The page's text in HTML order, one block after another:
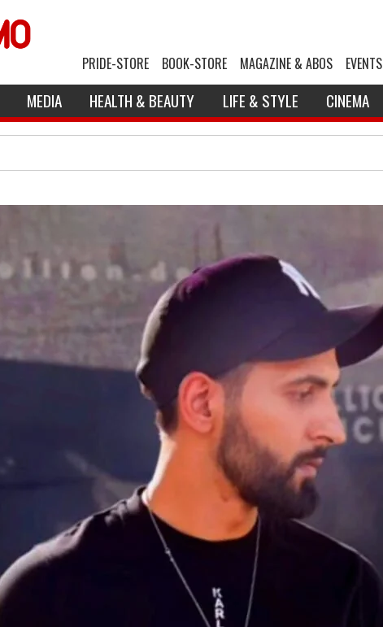
PRIDE-STORE BOOK-STORE MAGAZINE & ABOS EVENTS
MEDIA HEALTH & BEAUTY LIFE & STYLE CINEMA